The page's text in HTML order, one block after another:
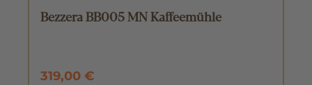
Bezzera BB005 MN Kaffeemühle
319,00 €